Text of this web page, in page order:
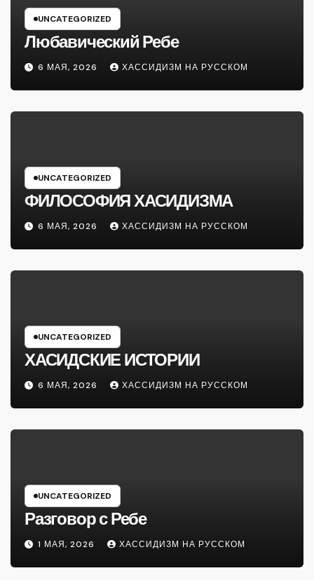
UNCATEGORIZED
Любавический Ребе
6 МАЯ, 2026 ХАССИДИЗМ НА РУССКОМ
UNCATEGORIZED
ФИЛОСОФИЯ ХАСИДИЗМА
6 МАЯ, 2026 ХАССИДИЗМ НА РУССКОМ
UNCATEGORIZED
ХАСИДСКИЕ ИСТОРИИ
6 МАЯ, 2026 ХАССИДИЗМ НА РУССКОМ
UNCATEGORIZED
Разговор с Ребе
1 МАЯ, 2026 ХАССИДИЗМ НА РУССКОМ